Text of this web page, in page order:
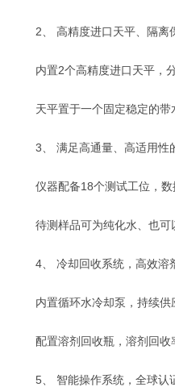
2、 高精度进口天平、隔离
内置2个高精度进口天平，
天平置于一个固定稳定的
3、 满足高通量、高适用性
仪器配备18个测试工位，数
待测样品可为纯化水、也可
4、 冷却回收系统，高效溶
内置循环水冷却泵，持续
配置溶剂回收瓶，溶剂回收
5、 智能操作系统，全球认